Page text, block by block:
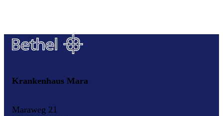
Krankenhaus Mara
Maraweg 21